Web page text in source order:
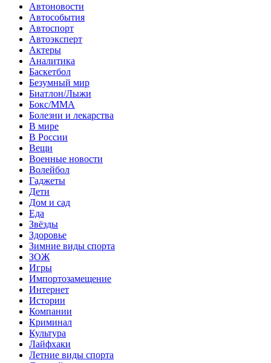
Автоновости
Автособытия
Автоспорт
Автоэксперт
Актеры
Аналитика
Баскетбол
Безумный мир
Биатлон/Лыжи
Бокс/MMA
Болезни и лекарства
В мире
В России
Вещи
Военные новости
Волейбол
Гаджеты
Дети
Дом и сад
Еда
Звёзды
Здоровье
Зимние виды спорта
ЗОЖ
Игры
Импортозамещение
Интернет
Истории
Компании
Криминал
Культура
Лайфхаки
Летние виды спорта